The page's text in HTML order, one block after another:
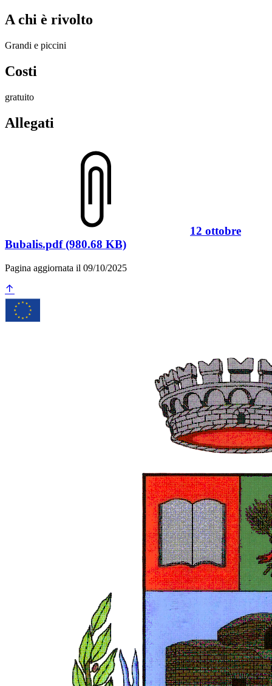
A chi è rivolto
Grandi e piccini
Costi
gratuito
Allegati
12 ottobre
Bubalis.pdf (980.68 KB)
Pagina aggiornata il 09/10/2025